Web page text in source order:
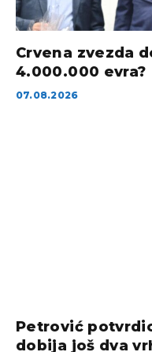
Crvena zvezda
4.000.000 evra?
07.08.2026
Petrović
dobija još dva